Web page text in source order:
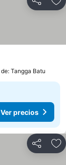
Compartir
precios
Tangga Batu
Ver precios
Compartir